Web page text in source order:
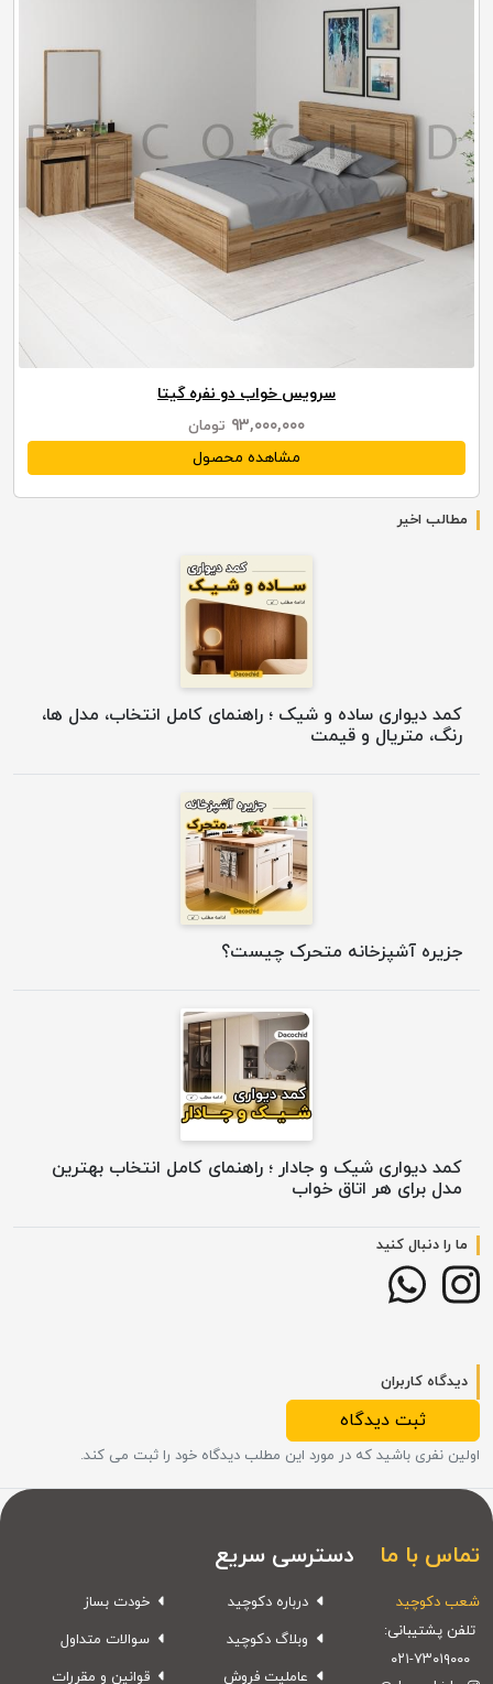
سرویس خواب دو نفره گیتا
۹۳,۰۰۰,۰۰۰ تومان
مشاهده محصول
مطالب اخیر
کمد دیواری ساده و شیک ؛ راهنمای کامل انتخاب، مدل ها،
رنگ، متریال و قیمت
جزیره آشپزخانه متحرک چیست؟
کمد دیواری شیک و جادار ؛ راهنمای کامل انتخاب بهترین
مدل برای هر اتاق خواب
ما را دنبال کنید
دیدگاه کاربران
ثبت دیدگاه
اولین نفری باشید که در مورد این مطلب دیدگاه خود را ثبت می کند.
تماس با ما
شعب دکوچید
تلفن پشتیبانی:
۰۲۱-۷۳۰۱۹۰۰۰
دسترسی سریع
درباره دکوچید
وبلاگ دکوچید
عاملیت فروش
خودت بساز
سوالات متداول
قوانین و مقررات